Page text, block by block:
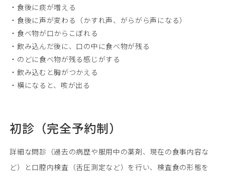
・食後に痰が増える
・食後に声が変わる（かすれ声、がらがら声になる）
・食べ物が口からこぼれる
・飲み込んだ後に、口の中に食べ物が残る
・のどに食べ物が残る感じがする
・飲み込むと胸がつかえる
・横になると、咳が出る
初診（完全予約制）
詳細な問診（過去の病歴や服用中の薬剤、現在の食事内容な
ど）と口腔内検査（舌圧測定など）を行い、検査食の形態を